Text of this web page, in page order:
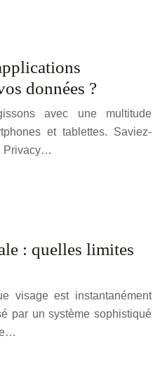
données ?
avec une multitude
et tablettes. Saviez-
Privacy…
: quelles limites
visage est instantanément
par un système sophistiqué